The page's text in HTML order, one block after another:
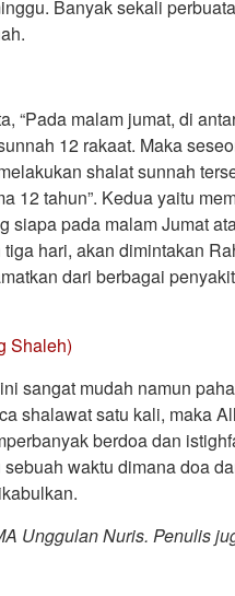
Banyak sekali
“Pada malam jumat, di
12 rakaat. Maka
shalat sunnah
12 tahun”. Kedua yaitu
siapa pada malam Jumat
hari, akan dimintakan
dari berbagai
Shaleh)
sangat mudah namun
shalawat satu kali, maka
berdoa dan
waktu dimana doa
Unggulan Nuris. Penulis